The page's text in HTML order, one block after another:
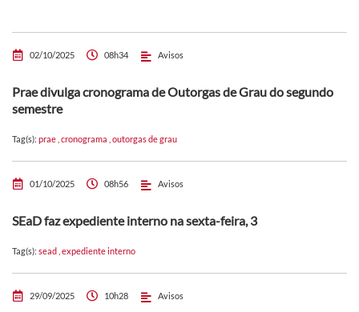
02/10/2025 08h34 Avisos
Prae divulga cronograma de Outorgas de Grau do segundo
semestre
Tag(s): prae cronograma outorgas de grau
01/10/2025 08h56 Avisos
SEaD faz expediente interno na sexta-feira, 3
Tag(s): sead expediente interno
29/09/2025 10h28 Avisos